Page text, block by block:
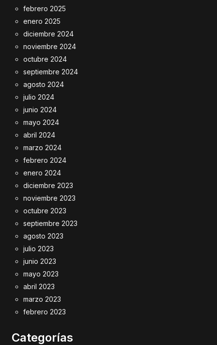
febrero 2025
enero 2025
diciembre 2024
noviembre 2024
octubre 2024
septiembre 2024
agosto 2024
julio 2024
junio 2024
mayo 2024
abril 2024
marzo 2024
febrero 2024
enero 2024
diciembre 2023
noviembre 2023
octubre 2023
septiembre 2023
agosto 2023
julio 2023
junio 2023
mayo 2023
abril 2023
marzo 2023
febrero 2023
Categorías